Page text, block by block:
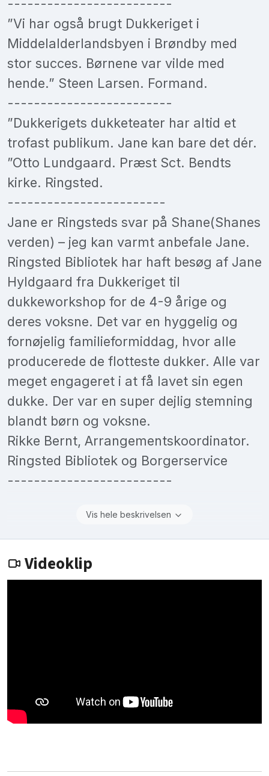
-------------------------
”Vi har også brugt Dukkeriget i
Middelalderlandsbyen i Brøndby med
stor succes. Børnene var vilde med
hende.” Steen Larsen. Formand.
-------------------------
”Dukkerigets dukketeater har altid et
trofast publikum. Jane kan bare det dér.
”Otto Lundgaard. Præst Sct. Bendts
kirke. Ringsted.
------------------------
Jane er Ringsteds svar på Shane(Shanes
verden) – jeg kan varmt anbefale Jane.
Ringsted Bibliotek har haft besøg af Jane
Hyldgaard fra Dukkeriget til
dukkeworkshop for de 4-9 årige og
deres voksne. Det var en hyggelig og
fornøjelig familieformiddag, hvor alle
producerede de flotteste dukker. Alle var
meget engageret i at få lavet sin egen
dukke. Der var en super dejlig stemning
blandt børn og voksne.
Rikke Bernt, Arrangementskoordinator.
Ringsted Bibliotek og Borgerservice
-------------------------
Vis hele beskrivelsen
Videoklip